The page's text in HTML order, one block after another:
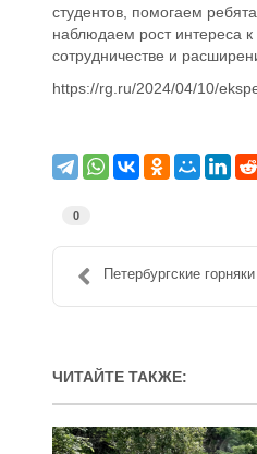
студентов, помогаем
наблюдаем рост интереса
сотрудничестве и
https://rg.ru/2024/04/10/
0
Петербургские
ЧИТАЙТЕ ТАКЖЕ: